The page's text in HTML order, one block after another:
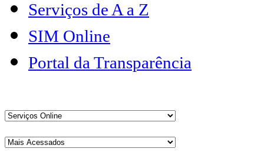
Serviços de A a Z
SIM Online
Portal da Transparência